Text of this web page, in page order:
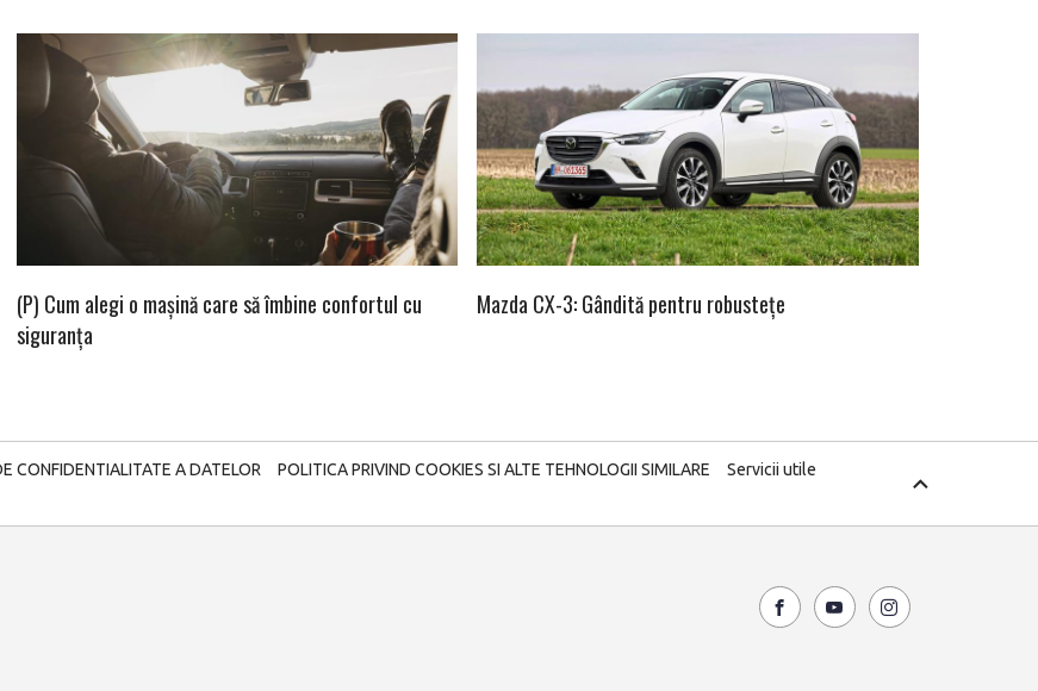
(P) Cum alegi o mașină care să îmbine confortul cu
siguranța
Mazda CX-3: Gândită pentru robustețe
CONFIDENTIALITATE A DATELOR POLITICA PRIVIND COOKIES SI ALTE TEHNOLOGII SIMILARE
Servicii utile